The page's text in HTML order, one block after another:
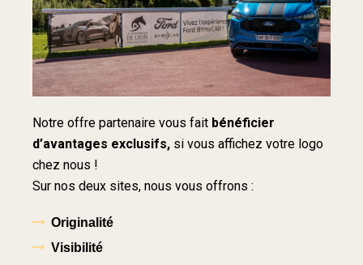
Notre offre partenaire vous fait bénéficier
d’avantages exclusifs, si vous affichez votre logo
chez nous !
Sur nos deux sites, nous vous offrons :
Originalité
Visibilité